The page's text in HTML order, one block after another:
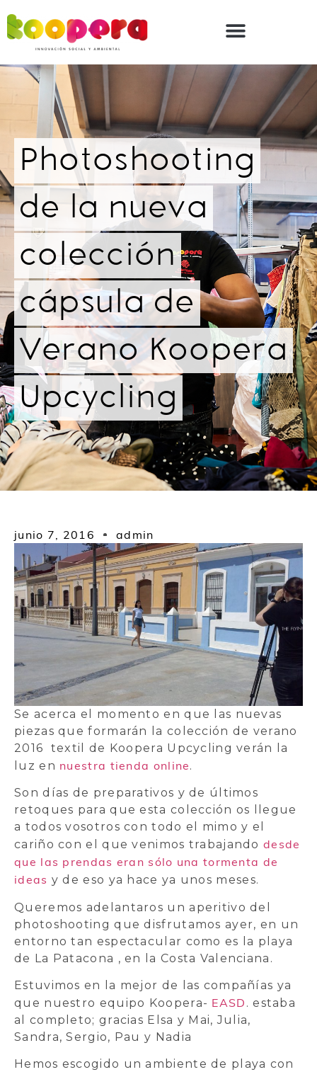
Photoshooting
de la nueva
colección
cápsula de
Verano Koopera
Upcycling
junio 7, 2016 admin
Se acerca el momento en que las nuevas
piezas que formarán la colección de verano
2016 textil de Koopera Upcycling verán la
luz en nuestra tienda online.
Son días de preparativos y de últimos
retoques para que esta colección os llegue
a todos vosotros con todo el mimo y el
cariño con el que venimos trabajandodesde
que las prendas eran sólo una tormenta de
ideas y de eso ya hace ya unos meses.
Queremos adelantaros un aperitivo del
photoshooting que disfrutamos ayer, en un
entorno tan espectacular como es la playa
de La Patacona , en la Costa Valenciana.
Estuvimos en la mejor de las compañías ya
que nuestro equipo Koopera- EASD . estaba
al completo; gracias Elsa y Mai, Julia,
Sandra, Sergio, Pau y Nadia
Hemos escogido un ambiente de playa con